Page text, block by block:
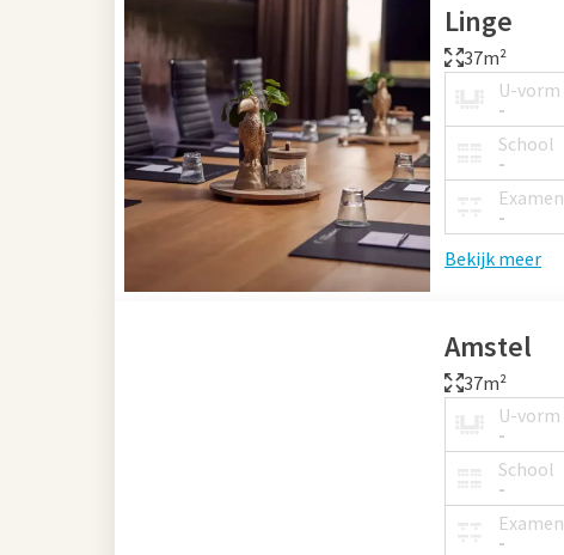
Linge
37m²
U-vorm
-
School
-
Examen
-
Bekijk meer
Amstel
37m²
U-vorm
-
School
-
Examen
-